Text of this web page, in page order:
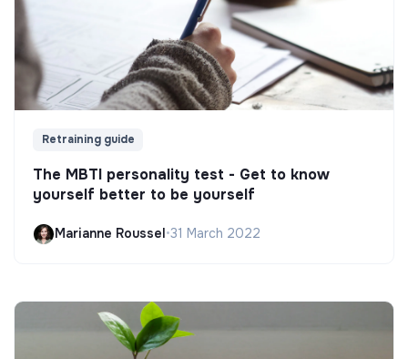
Retraining guide
The MBTI personality test - Get to know
yourself better to be yourself
Marianne Roussel•31 March 2022